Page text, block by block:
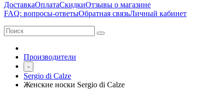
ДоставкаОплатаСкидкиОтзывы о магазине
FAQ: вопросы-ответыОбратная связьЛичный кабинет
Производители
-
Sergio di Calze
Женские носки Sergio di Calze